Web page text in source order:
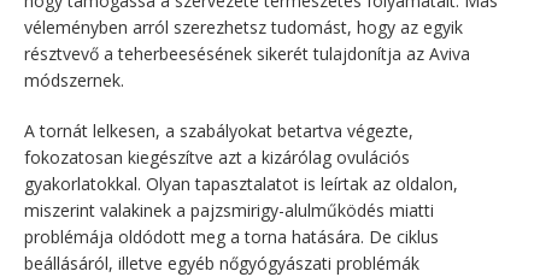
véleményben arról szerezhetsz tudomást, hogy az egyik
résztvevő a teherbeesésének sikerét tulajdonítja az Aviva
módszernek.
A tornát lelkesen, a szabályokat betartva végezte,
fokozatosan kiegészítve azt a kizárólag ovulációs
gyakorlatokkal. Olyan tapasztalatot is leírtak az oldalon,
miszerint valakinek a pajzsmirigy-alulműködés miatti
problémája oldódott meg a torna hatására. De ciklus
beállásáról, illetve egyéb nőgyógyászati problémák